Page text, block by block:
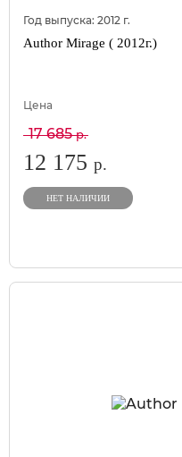
Год выпуска: 2012 г.
Author Mirage ( 2012г.)
Цена
17 685р.
12 175 р.
НЕТ НАЛИЧИИ